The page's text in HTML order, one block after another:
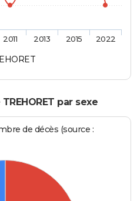
2011 2013 2015 2022
par sexe
de décès (source :